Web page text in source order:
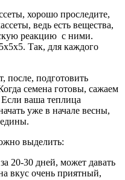
хорошо проследите,
ведь есть вещества,
реакцию с ними.
Так, для каждого
после, подготовить
семена готовы, сажаем
ваша теплица
уже в начале весны,
выделить:
20-30 дней, может давать
вкус очень приятный,